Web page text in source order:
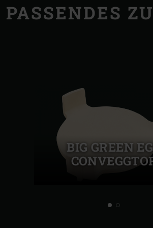
PASSENDES
BIG GREEN